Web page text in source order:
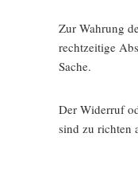
Zur Wahrung
rechtzeitige
Sache.
Der Widerruf
sind zu richten